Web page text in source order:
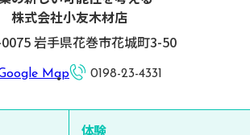
株式会社小友木材店
岩手県花巻市花城町3-50
Map 0198-23-4331
体験